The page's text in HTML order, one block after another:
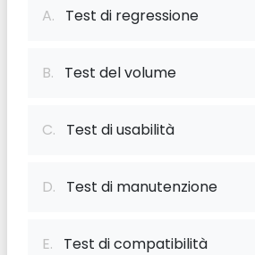
A. Test di regressione
B. Test del volume
C. Test di usabilità
D. Test di manutenzione
E. Test di compatibilità